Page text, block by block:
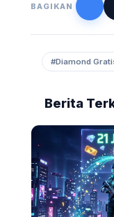
BAGIKAN
#Diamond
Berita